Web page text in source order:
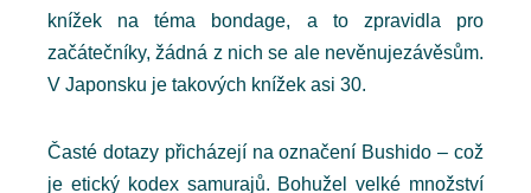
knížek na téma bondage, a to zpravidla pro
začátečníky, žádná z nich se ale nevěnujezávěsům.
V Japonsku je takových knížek asi 30.
Časté dotazy přicházejí na označení Bushido – což
je etický kodex samurajů. Bohužel velké množství